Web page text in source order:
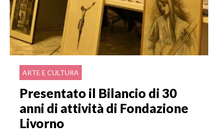
ARTE E CULTURA
Presentato il Bilancio di 30
anni di attività di Fondazione
Livorno